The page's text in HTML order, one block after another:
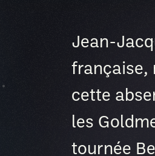
Jean-
française,
cette
les
tournée